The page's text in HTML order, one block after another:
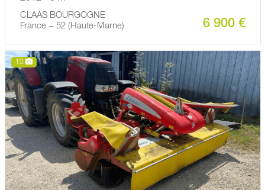
CLAAS BOURGOGNE
France − 52 (Haute-Marne)
6 900 €
10